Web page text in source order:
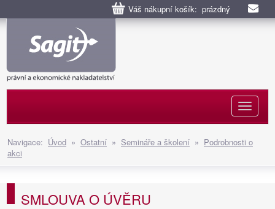
Váš nákupní košík: prázdný
Navigace: Úvod » Ostatní » Semináře a školení » Podrobnosti o
akci
SMLOUVA O ÚVĚRU